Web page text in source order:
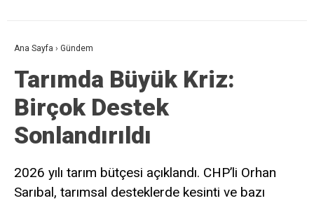
Ana Sayfa › Gündem
Tarımda Büyük Kriz:
Birçok Destek
Sonlandırıldı
2026 yılı tarım bütçesi açıklandı. CHP’li Orhan
Sarıbal, tarımsal desteklerde kesinti ve bazı